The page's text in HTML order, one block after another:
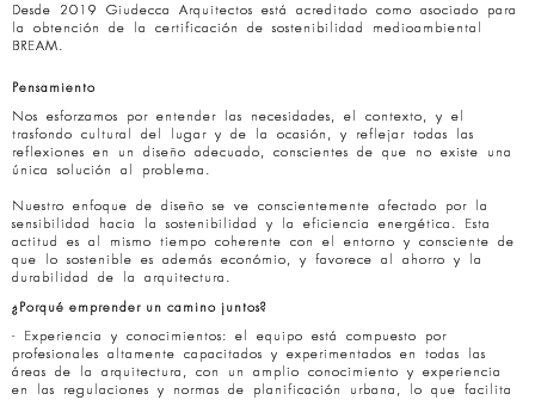
Desde 2019 Giudecca Arquitectos está acreditado como asociado para
la obtención de la certificación de sostenibilidad medioambiental
BREAM.
Pensamiento
Nos esforzamos por entender las necesidades, el contexto, y el
trasfondo cultural del lugar y de la ocasión, y reflejar todas las
reflexiones en un diseño adecuado, conscientes de que no existe una
única solución al problema.
Nuestro enfoque de diseño se ve conscientemente afectado por la
sensibilidad hacia la sostenibilidad y la eficiencia energética. Esta
actitud es al mismo tiempo coherente con el entorno y consciente de
que lo sostenible es además económio, y favorece al ahorro y la
durabilidad de la arquitectura.
¿Porqué emprender un camino juntos?
- Experiencia y conocimientos: el equipo está compuesto por
profesionales altamente capacitados y experimentados en todas las
áreas de la arquitectura, con un amplio conocimiento y experiencia
en las regulaciones y normas de planificación urbana, lo que facilita